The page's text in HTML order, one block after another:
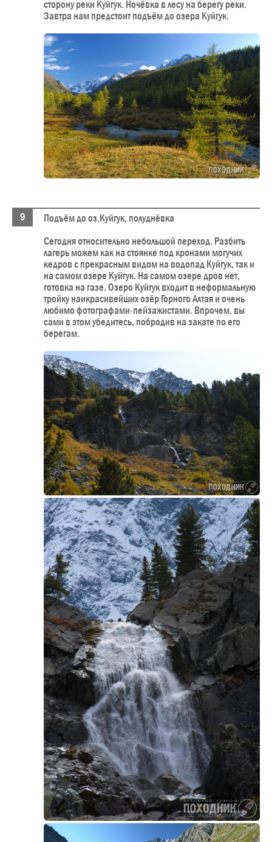
сторону реки Куйгук. Ночёвка в лесу на берегу реки.
Завтра нам предстоит подъём до озера Куйгук.
Подъём до оз.Куйгук, полуднёвка
Сегодня относительно небольшой переход. Разбить
лагерь можем как на стоянке под кронами могучих
кедров с прекрасным видом на водопад Куйгук, так и
на самом озере Куйгук. На самом озере дров нет,
готовка на газе. Озеро Куйгук входит в неформальную
тройку наикрасивейших озёр Горного Алтая и очень
любимо фотографами-пейзажистами. Впрочем, вы
сами в этом убедитесь, побродив на закате по его
берегам.